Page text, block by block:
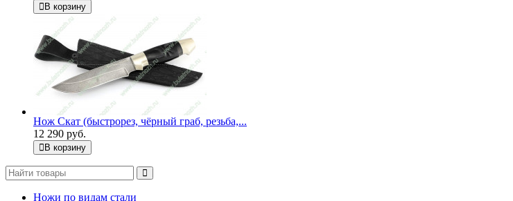
В корзину
Нож Скат (быстрорез, чёрный граб, резьба,...
12 290 руб.
В корзину
Ножи по видам стали